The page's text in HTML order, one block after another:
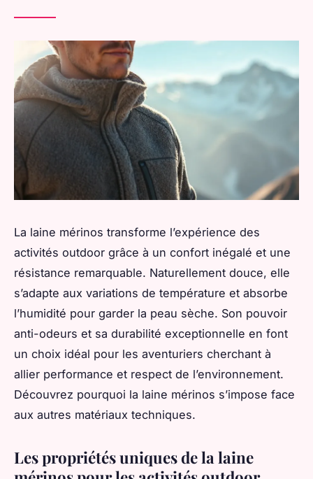
La laine mérinos transforme l’expérience des
activités outdoor grâce à un confort inégalé et une
résistance remarquable. Naturellement douce, elle
s’adapte aux variations de température et absorbe
l’humidité pour garder la peau sèche. Son pouvoir
anti-odeurs et sa durabilité exceptionnelle en font
un choix idéal pour les aventuriers cherchant à
allier performance et respect de l’environnement.
Découvrez pourquoi la laine mérinos s’impose face
aux autres matériaux techniques.
Les propriétés uniques de la laine